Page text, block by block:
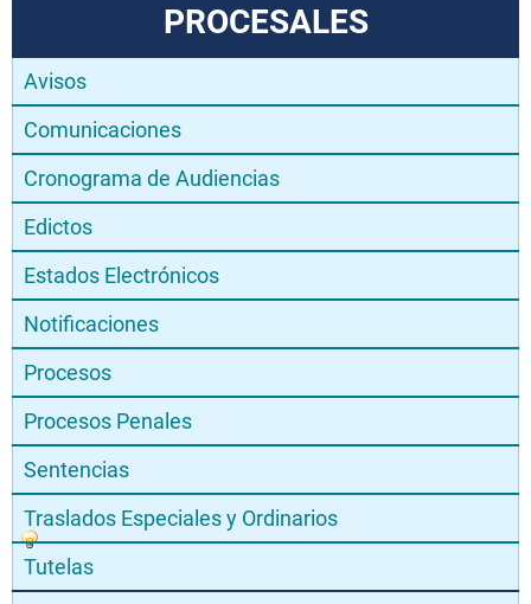
PROCESALES
Avisos
Comunicaciones
Cronograma de Audiencias
Edictos
Estados Electrónicos
Notificaciones
Procesos
Procesos Penales
Sentencias
Traslados Especiales y Ordinarios
Tutelas